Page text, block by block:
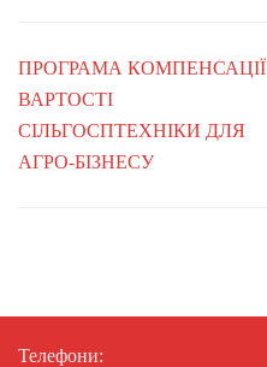
ПРОГРАМА КОМПЕНСАЦІЇ
ВАРТОСТІ
СІЛЬГОСПТЕХНІКИ ДЛЯ
АГРО-БІЗНЕСУ
Телефони: